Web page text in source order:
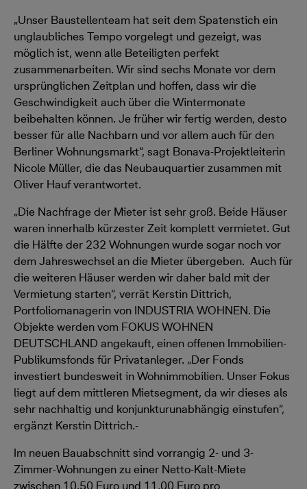
„Unser Baustellenteam hat seit dem Spatenstich ein
unglaubliches Tempo vorgelegt und gezeigt, was
möglich ist, wenn alle Beteiligten perfekt
zusammenarbeiten. Wir sind sechs Monate vor dem
ursprünglichen Zeitplan und hoffen, dass wir die
Geschwindigkeit auch über die Wintermonate
beibehalten können. Je früher wir fertig werden, desto
besser für alle Nachbarn und vor allem auch für den
Berliner Wohnungsmarkt“, sagt Bonava-Projektleiterin
Nicole Müller, die das Neubauquartier zusammen mit
Oliver Hauf verantwortet.
„Die Nachfrage der Mieter ist sehr groß. Beide Häuser
waren innerhalb kürzester Zeit komplett vermietet. Gut
die Hälfte der 232 Wohnungen wurde sogar noch vor
dem Jahreswechsel an die Mieter übergeben. Auch für
die weiteren Häuser werden wir daher bald mit der
Vermietung starten“, verrät Kerstin Dittrich,
Portfoliomanagerin von INDUSTRIA WOHNEN. Die
Objekte werden vom FOKUS WOHNEN
DEUTSCHLAND angekauft, einen offenen Immobilien-
Publikumsfonds für Privatanleger. „Der Fonds
investiert bundesweit in Wohnimmobilien. Unser Fokus
liegt auf dem mittleren Mietsegment, da wir dieses als
sehr nachhaltig und konjunkturunabhängig einstufen“,
ergänzt Kerstin Dittrich.-
Im neuen Bauabschnitt sind vorrangig 2- und 3-
Zimmer-Wohnungen zu einer Netto-Kalt-Miete
zwischen 10,50 Euro und 11,00 Euro pro